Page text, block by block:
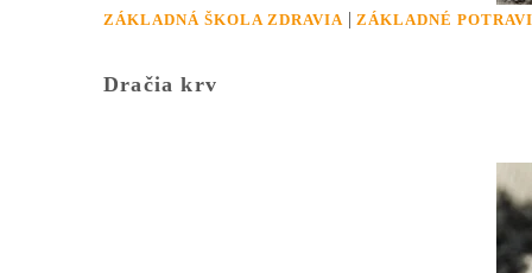
ZÁKLADNÁ ŠKOLA ZDRAVIA | ZÁKLADNÉ
Dračia krv